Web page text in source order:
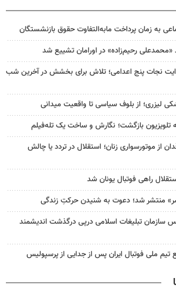
به زمان پرداخت مابه‌التفاوت حقوق بازنشستگان
«محمدعلی رحیم‌زاده» در اورامان تشییع شد
نجات پنج اعدامی؛ تلاش برای بخشش در آخرین شب
لیزری؛ از بلوف سیاسی تا واقعیت میدانی
به تلویزیون بازگشت؛ نگارش و ساخت یک تله‌فیلم
از موتورسواری زنان؛ استقلال در تردد یا چالش
راهی فوتبال یونان شد
منتشر شد؛ دعوت به شنیدن حرکتِ زندگی
سازمان تبلیغات اسلامی درپی درگذشت اندیشمند
ملی فوتبال ایران پس از جدایی از پرسپولیس